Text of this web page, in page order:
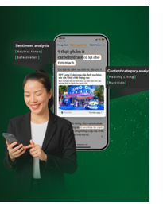
Công nghệ
Sành điệu
Tin Công nghệ
Trải nghiệm
Chuyển đổi số